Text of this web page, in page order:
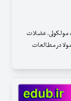
مولکولی، عضلات
در مطالعات